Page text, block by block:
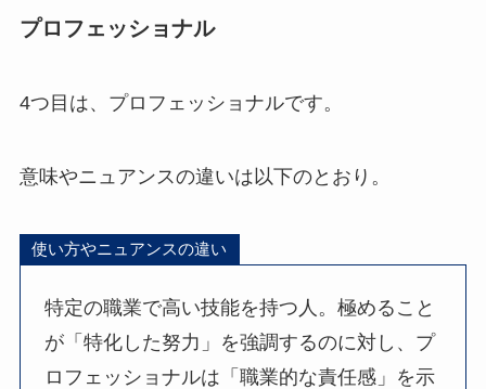
プロフェッショナル
4つ目は、プロフェッショナルです。
意味やニュアンスの違いは以下のとおり。
使い方やニュアンスの違い
特定の職業で高い技能を持つ人。極めること
が「特化した努力」を強調するのに対し、プ
ロフェッショナルは「職業的な責任感」を示